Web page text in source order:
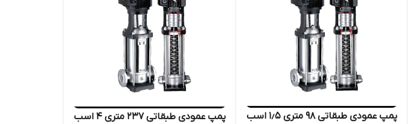
پمپ عمودی طبقاتی ۹۸ متری ۱٫۵ اسب
پمپ عمودی طبقاتی ۲۳۷ متری ۴ اسب